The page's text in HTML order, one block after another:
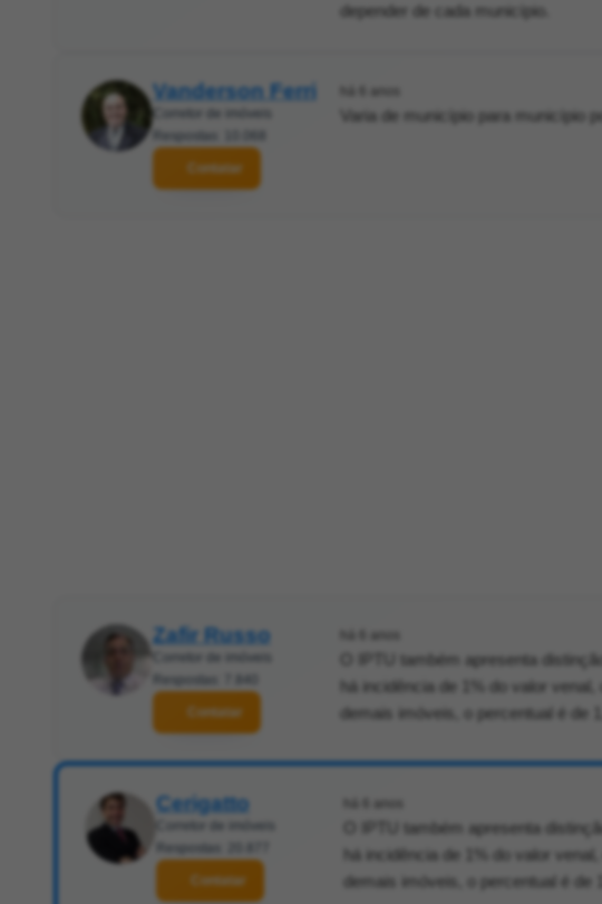
depender de cada município.
Vanderson Ferri
Contatar
Varia de município para município
Zafir Russo
Contatar
O IPTU também apresenta
há incidência de 1% do valor
demais imóveis, o percentual é de
Cerigatto
Contatar
O IPTU também apresenta
há incidência de 1% do valor
demais imóveis, o percentual é de